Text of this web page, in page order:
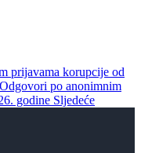
prijavama korupcije od
po anonimnim
godine Sljedeće